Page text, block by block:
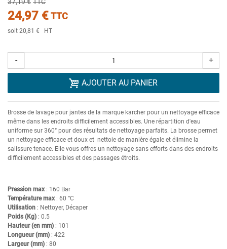
37,19 € TTC
24,97 €TTC
soit 20,81 € HT
- +
AJOUTER AU PANIER
Brosse de lavage pour jantes de la marque karcher pour un nettoyage efficace
même dans les endroits difficilement accessibles. Une répartition d'eau
uniforme sur 360° pour des résultats de nettoyage parfaits. La brosse permet
un nettoyage efficace et doux et nettoie de manière égale et élimine la
salissure tenace. Elle vous offres un nettoyage sans efforts dans des endroits
difficilement accessibles et des passages étroits.
Pression max: 160 Bar
Température max: 60 °C
Utilisation : Nettoyer, Décaper
Poids (Kg) : 0.5
Hauteur (en mm) : 101
Longueur (mm) : 422
Largeur (mm) : 80